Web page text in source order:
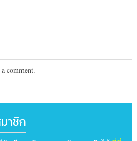
comment.
าชิก